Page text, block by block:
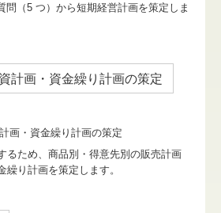
問（5 つ）から短期経営計画を策定しま
計画・資金繰り計画の策定
るため、商品別・得意先別の販売計画
り計画を策定します。